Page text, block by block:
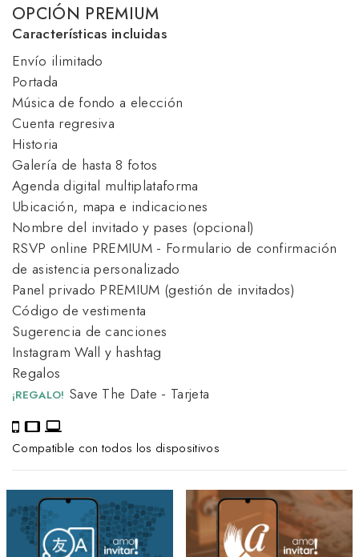
OPCIÓN PREMIUM
Características incluidas
Envío ilimitado
Portada
Música de fondo a elección
Cuenta regresiva
Historia
Galería de hasta 8 fotos
Agenda digital multiplataforma
Ubicación, mapa e indicaciones
Nombre del invitado y pases (opcional)
RSVP online PREMIUM - Formulario de confirmación
de asistencia personalizado
Panel privado PREMIUM (gestión de invitados)
Código de vestimenta
Sugerencia de canciones
Instagram Wall y hashtag
Regalos
¡REGALO! Save The Date - Tarjeta
Compatible con todos los dispositivos